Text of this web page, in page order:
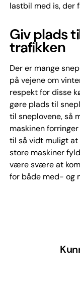
lastbil med is, der
Giv plads
trafikken
Der er mange
på vejene om
respekt for disse
gøre plads til
til sneplovene, så
maskinen
til så vidt muligt at
store maskiner
være svære at
for både med- og